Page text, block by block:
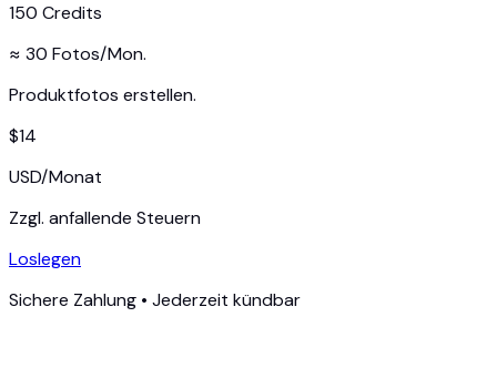
150 Credits
≈ 30 Fotos/Mon.
Produktfotos erstellen.
$14
USD/Monat
Zzgl. anfallende Steuern
Loslegen
Sichere Zahlung • Jederzeit kündbar